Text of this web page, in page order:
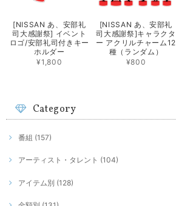
[NISSAN あ、安部礼
司大感謝祭] イベント
ロゴ/安部礼司付きキー
ホルダー
¥1,800
[NISSAN あ、安部礼
司大感謝祭]キャラクタ
ー アクリルチャーム12
種（ランダム）
¥800
Category
番組 (157)
アーティスト・タレント (104)
アイテム別 (128)